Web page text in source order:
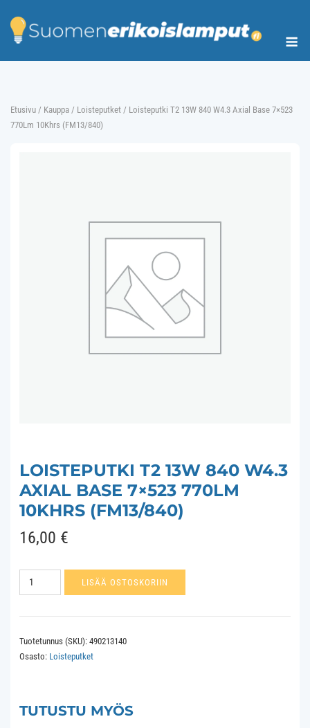
content
Etusivu / Kauppa / Loisteputket / Loisteputki T2 13W 840 W4.3 Axial Base 7×523
770Lm 10Khrs (FM13/840)
LOISTEPUTKI T2 13W 840 W4.3
AXIAL BASE 7×523 770LM
10KHRS (FM13/840)
16,00 €
Loisteputki
T2
W4.3
Axial
770Lm
LISÄÄ OSTOSKORIIN
Tuotetunnus (SKU): 490213140
Osasto: Loisteputket
TUTUSTU MYÖS